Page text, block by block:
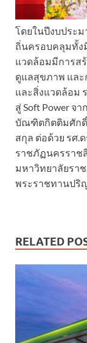
โดยในปีงบประ
ถิ่นครอบคลุมทั้ง
แวดล้อมมีการส
ดูแลสุขภาพ แล
และสิ่งแวดล้อม
สู่ Soft Power
บัณฑิตกิตติมศักดิ์
สกุล ต่อด้วย รศ.
ราชภัฏนครราช
มหาวิทยาลัยรา
พระราชทานปริ
RELATED